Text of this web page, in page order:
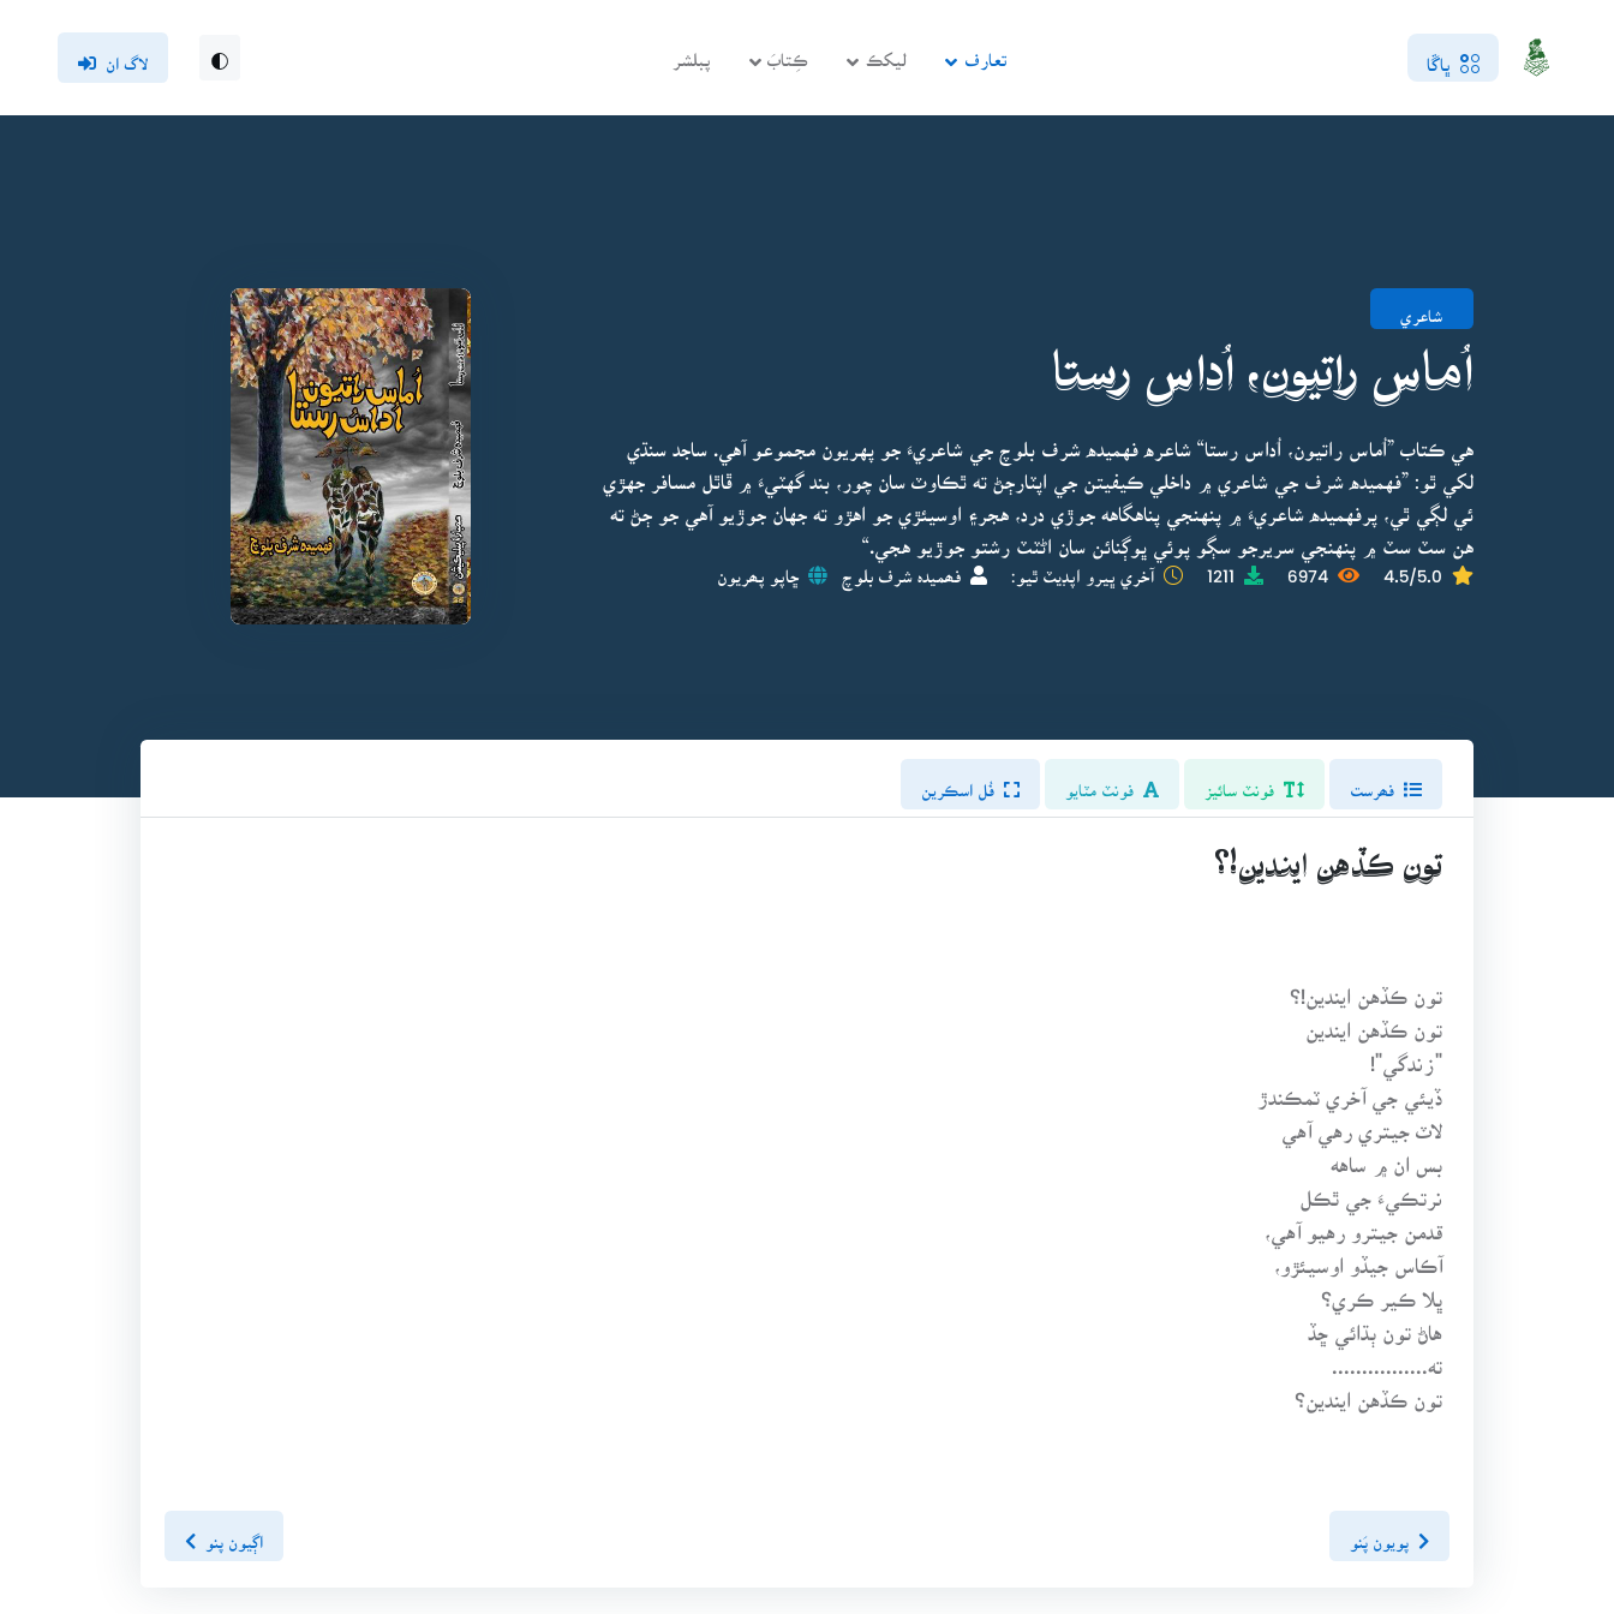
ڀاڱا تعارف ليکڪ ڪِتابَ پبلشر لاگ ان
شاعري
اُماس راتيون، اُداس رستا
هي ڪتاب ”اُماس راتيون، اُداس رستا“ شاعره فهميده شرف بلوچ جي شاعريءَ جو پهريون مجموعو آهي. ساجد سنڌي
لکي ٿو: ”فهميده شرف جي شاعري ۾ داخلي ڪيفيتن جي اپٽارڄڻ ته ٿڪاوٽ سان چور، بند گهٽيءَ ۾ ڦاٿل مسافر جهڙي
ئي لڳي ٿي، پرفهميده شاعريءَ ۾ پنهنجي پناهگاهه جوڙي درد، هجر۽ اوسيئڙي جو اهڙو ته جهان جوڙيو آهي جو ڄڻ ته
هن سٽ سٽ ۾ پنهنجي سريرجو سڳو پوئي ڀوڳنائن سان اڻٽٽ رشتو جوڙيو هجي.“
4.5/5.0
6974
1211 آخري ڀيرو اپڊيٽ ٿيو: فھميدہ شرف بلوچ ڇاپو پھريون
فونٽ سائيز فونٽ مٽايو فُل اسڪرين
تون ڪڏهن ايندين!؟
تون ڪڏهن ايندين!؟
تون ڪڏهن ايندين
"زندگي"!
ڏيئي جي آخري ٽمڪندڙ
لاٽ جيتري رهي آهي
بس ان ۾ ساهه
نرتڪيءَ جي ٿڪل
قدمن جيترو رهيو آهي،
آڪاس جيڏو اوسيئڙو،
ڀلا ڪير ڪري؟
هاڻ تون ٻڌائي ڇڏ
تون ڪڏهن ايندين؟
پويون پَنو اڳيون پنو